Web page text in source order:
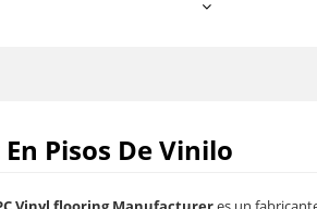
Pisos De Vinilo